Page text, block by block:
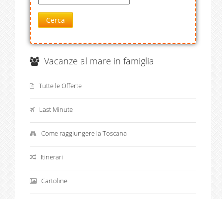
Cerca
Vacanze al mare in famiglia
Tutte le Offerte
Last Minute
Come raggiungere la Toscana
Itinerari
Cartoline